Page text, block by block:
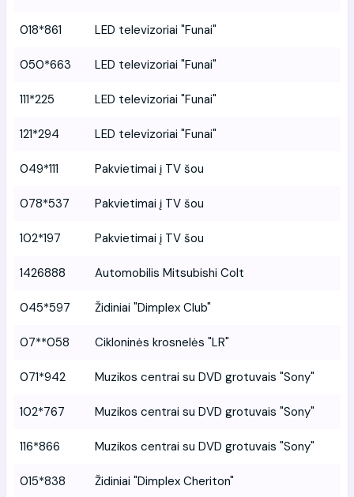
018*861 LED televizoriai "Funai"
050*663 LED televizoriai "Funai"
111*225 LED televizoriai "Funai"
121*294 LED televizoriai "Funai"
049*111 Pakvietimai į TV šou
078*537 Pakvietimai į TV šou
102*197 Pakvietimai į TV šou
1426888 Automobilis Mitsubishi Colt
045*597 Židiniai "Dimplex Club"
07**058 Cikloninės krosnelės "LR"
071*942 Muzikos centrai su DVD grotuvais "Sony"
102*767 Muzikos centrai su DVD grotuvais "Sony"
116*866 Muzikos centrai su DVD grotuvais "Sony"
015*838 Židiniai "Dimplex Cheriton"